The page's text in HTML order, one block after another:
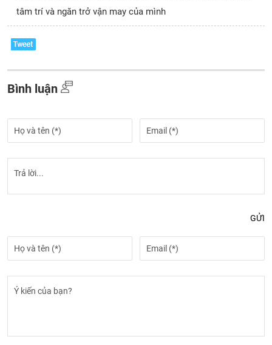
tâm trí và ngăn trở vận may của mình
Bình luận
GỬI